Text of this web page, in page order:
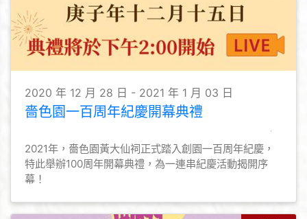
2020 年 12 月 28 日 - 2021 年 1 月 03 日
嗇色園一百周年紀慶開幕典禮
2021年，嗇色園黃大仙祠正式踏入創園一百周年紀慶，
特此舉辦100周年開幕典禮，為一連串紀慶活動揭開序
幕！